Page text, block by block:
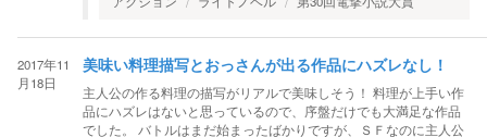
2017年11
月18日
美味い料理描写とおっさんが出る作品にハズレなし！
主人公の作る料理の描写がリアルで美味しそう！ 料理が上手い作
品にハズレはないと思っているので、序盤だけでも大満足な作品
でした。 バトルはまだ始まったばかりですが、ＳＦなのに主人公